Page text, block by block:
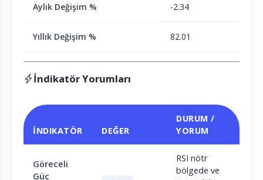
Aylık Değişim % -2.34
Yıllık Değişim % 82.01
İndikatör Yorumları
İNDIKATÖR DEĞER
DURUM /
YORUM
Göreceli
Güç
RSI nötr
bölgede ve